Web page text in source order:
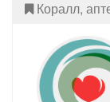
Коралл,